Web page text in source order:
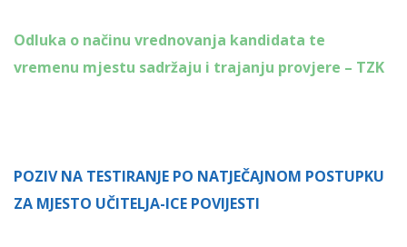
Odluka o načinu vrednovanja kandidata te
vremenu mjestu sadržaju i trajanju provjere – TZK
POZIV NA TESTIRANJE PO NATJEČAJNOM POSTUPKU
ZA MJESTO UČITELJA-ICE POVIJESTI